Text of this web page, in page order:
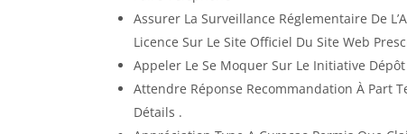
Assurer La Surveillance Réglementaire De
Licence Sur Le Site Officiel Du Site Web
Appeler Le Se Moquer Sur Le Initiative
Attendre Réponse Recommandation À Part
Détails .